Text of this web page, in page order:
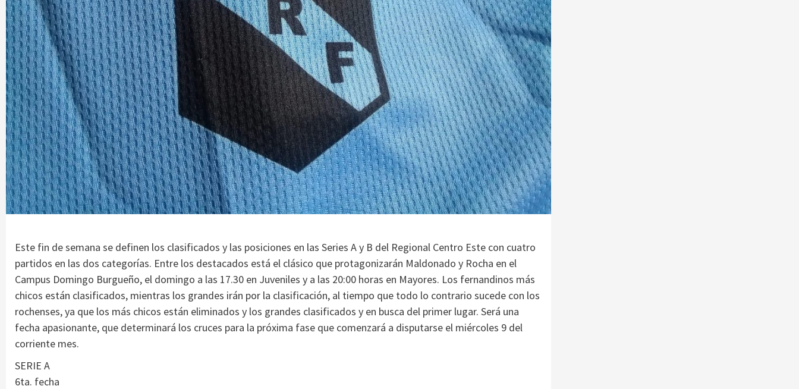
Este fin de semana se definen los clasificados y las posiciones en las Series A y B del Regional Centro Este con cuatro
partidos en las dos categorías. Entre los destacados está el clásico que protagonizarán Maldonado y Rocha en el
Campus Domingo Burgueño, el domingo a las 17.30 en Juveniles y a las 20:00 horas en Mayores. Los fernandinos más
chicos están clasificados, mientras los grandes irán por la clasificación, al tiempo que todo lo contrario sucede con los
rochenses, ya que los más chicos están eliminados y los grandes clasificados y en busca del primer lugar. Será una
fecha apasionante, que determinará los cruces para la próxima fase que comenzará a disputarse el miércoles 9 del
corriente mes.
SERIE A
6ta. fecha